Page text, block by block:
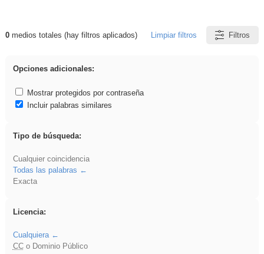
Resultados de: VDj
0medios totales (hay filtros aplicados) Limpiar filtros Filtros
Opciones adicionales:
Mostrar protegidos por contraseña
Incluir palabras similares
Tipo de búsqueda:
Cualquier coincidencia
Todas las palabras
Exacta
Licencia:
Cualquiera
CCo Dominio Público